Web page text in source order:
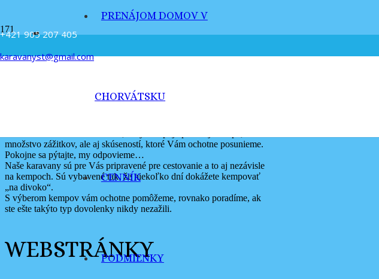
+421 905 207 405
karavanyst@gmail.com
PRENÁJOM DOMOV V
CHORVÁTSKU
CENNÍK
PODMIENKY
sobe1
množstvo zážitkov, ale aj skúseností, ktoré Vám ochotne posunieme.
Pokojne sa pýtajte, my odpovieme…
Naše karavany sú pre Vás pripravené pre cestovanie a to aj nezávisle
na kempoch. Sú vybavené tak, že niekoľko dní dokážete kempovať
„na divoko“.
S výberom kempov vám ochotne pomôžeme, rovnako poradíme, ak
ste ešte takýto typ dovolenky nikdy nezažili.
WEBSTRÁNKY